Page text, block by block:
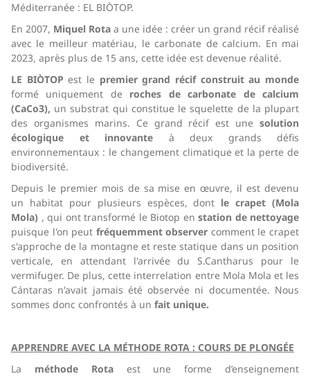
Méditerranée : EL BIÒTOP.
En 2007, Miquel Rota a une idée : créer un grand récif réalisé
avec le meilleur matériau, le carbonate de calcium. En mai
2023, après plus de 15 ans, cette idée est devenue réalité.
LE BIÒTOP est le premier grand récif construit au monde
formé uniquement de roches de carbonate de calcium
(CaCo3), un substrat qui constitue le squelette de la plupart
des organismes marins. Ce grand récif est une solution
écologique et innovante à deux grands défis
environnementaux : le changement climatique et la perte de
biodiversité.
Depuis le premier mois de sa mise en œuvre, il est devenu
un habitat pour plusieurs espèces, dont le crapet (Mola
Mola) , qui ont transformé le Biotop en station de nettoyage
puisque l'on peut fréquemment observer comment le crapet
s'approche de la montagne et reste statique dans un position
verticale, en attendant l'arrivée du S.Cantharus pour le
vermifuger. De plus, cette interrelation entre Mola Mola et les
Cántaras n'avait jamais été observée ni documentée. Nous
sommes donc confrontés à un fait unique.
APPRENDRE AVEC LA MÉTHODE ROTA : COURS DE PLONGÉE
La méthode Rotaest une forme d’enseignement